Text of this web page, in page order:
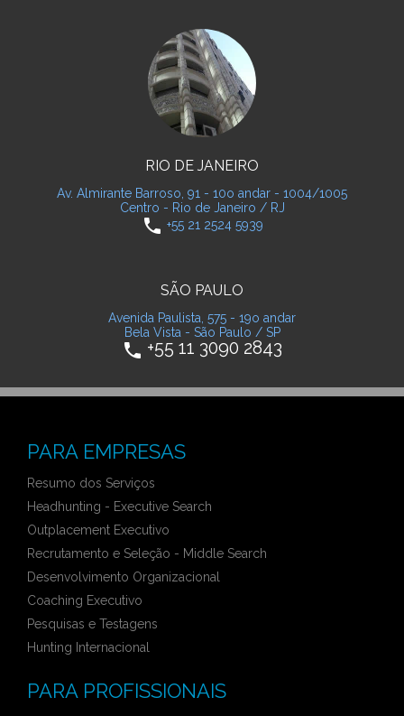
RIO DE JANEIRO
Av. Almirante Barroso, 91 - 10o andar - 1004/1005
Centro - Rio de Janeiro / RJ
phone +55 21 2524 5939
SÃO PAULO
Avenida Paulista, 575 - 19o andar
Bela Vista - São Paulo / SP
phone +55 11 3090 2843
PARA EMPRESAS
Resumo dos Serviços
Headhunting - Executive Search
Outplacement Executivo
Recrutamento e Seleção - Middle Search
Desenvolvimento Organizacional
Coaching Executivo
Pesquisas e Testagens
Hunting Internacional
PARA PROFISSIONAIS